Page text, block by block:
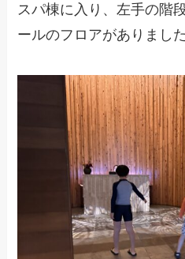
スパ棟に入り、左手の階
ールのフロアがありました